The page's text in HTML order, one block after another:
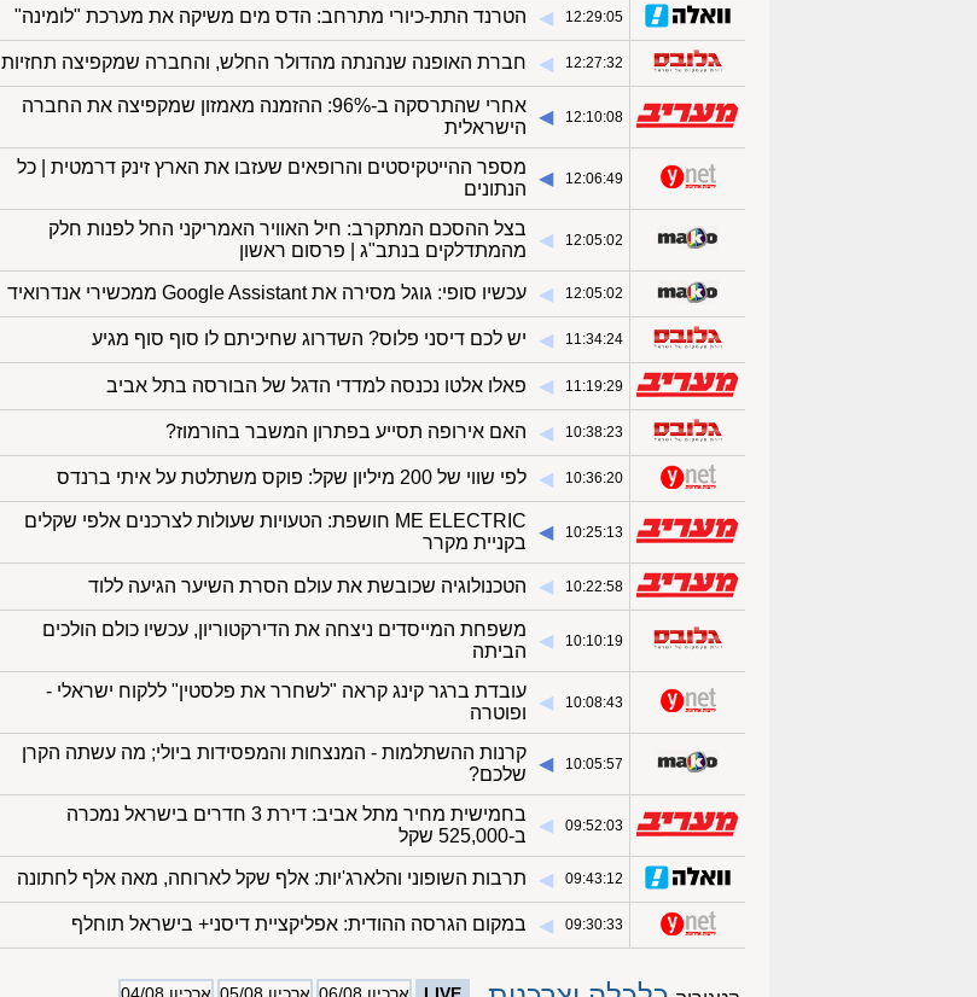
12:29:05
◀︎ הטרנד התת-כיורי מתרחב: הדס מים משיקה את מערכת "לומינה"
12:27:32
◀︎ חברת האופנה שנהנתה מהדולר החלש, והחברה שמקפיצה תחזיות
12:10:08
◀︎
אחרי שהתרסקה ב-96%: ההזמנה מאמזון שמקפיצה את החברה
הישראלית
12:06:49
◀︎
מספר ההייטקיסטים והרופאים שעזבו את הארץ זינק דרמטית | כל
הנתונים
12:05:02
◀︎
בצל ההסכם המתקרב: חיל האוויר האמריקני החל לפנות חלק
מהמתדלקים בנתב"ג | פרסום ראשון
12:05:02
◀︎ עכשיו סופי: גוגל מסירה את Google Assistant ממכשירי אנדרואיד
11:34:24
◀︎ יש לכם דיסני פלוס? השדרוג שחיכיתם לו סוף סוף מגיע
11:19:29
◀︎ פאלו אלטו נכנסה למדדי הדגל של הבורסה בתל אביב
10:38:23
◀︎ האם אירופה תסייע בפתרון המשבר בהורמוז?
10:36:20
◀︎ לפי שווי של 200 מיליון שקל: פוקס משתלטת על איתי ברנדס
10:25:13
◀︎
ME ELECTRIC חושפת: הטעויות שעולות לצרכנים אלפי שקלים
בקניית מקרר
10:22:58
◀︎ הטכנולוגיה שכובשת את עולם הסרת השיער הגיעה ללוד
10:10:19
◀︎
משפחת המייסדים ניצחה את הדירקטוריון, עכשיו כולם הולכים
הביתה
10:08:43
◀︎
עובדת ברגר קינג קראה "לשחרר את פלסטין" ללקוח ישראלי -
ופוטרה
10:05:57
◀︎
קרנות ההשתלמות - המנצחות והמפסידות ביולי; מה עשתה הקרן
שלכם?
09:52:03
◀︎
בחמישית מחיר מתל אביב: דירת 3 חדרים בישראל נמכרה
ב-525,000 שקל
09:43:12
◀︎ תרבות השופוני והלארג'יות: אלף שקל לארוחה, מאה אלף לחתונה
09:30:33
◀︎ במקום הגרסה ההודית: אפליקציית דיסני+ בישראל תוחלף